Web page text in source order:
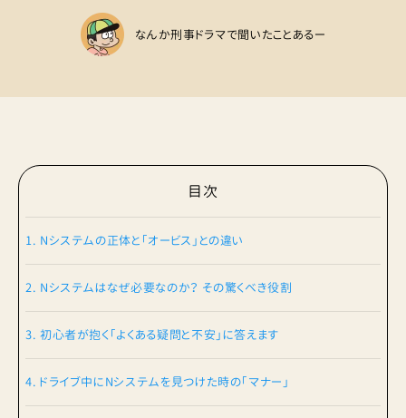
なんか刑事ドラマで聞いたことあるー
目次
1. Nシステムの正体と「オービス」との違い
2. Nシステムはなぜ必要なのか？ その驚くべき役割
3. 初心者が抱く「よくある疑問と不安」に答えます
4. ドライブ中にNシステムを見つけた時の「マナー」